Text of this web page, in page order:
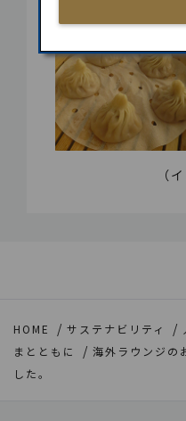
（
HOME サステナビリティ
まとともに
海外ラウンジの
した。